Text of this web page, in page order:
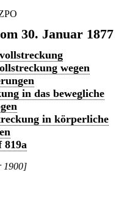
30. Januar 1877
wegen
in das bewegliche
in körperliche
819a
1900]